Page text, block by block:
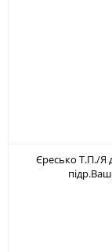
Єресько Т.П./Я